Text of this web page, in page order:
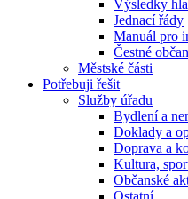
Výsledky
Jednací řády
Manuál pro
Čestné
Městské části
Potřebuji řešit
Služby úřadu
Bydlení a
Doklady a
Doprava a
Kultura,
Občanské
Ostatní